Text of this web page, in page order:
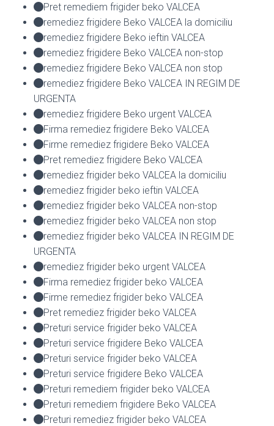
Pret remediem frigider beko VALCEA
remediez frigidere Beko VALCEA la domiciliu
remediez frigidere Beko ieftin VALCEA
remediez frigidere Beko VALCEA non-stop
remediez frigidere Beko VALCEA non stop
remediez frigidere Beko VALCEA IN REGIM DE
URGENTA
remediez frigidere Beko urgent VALCEA
Firma remediez frigidere Beko VALCEA
Firme remediez frigidere Beko VALCEA
Pret remediez frigidere Beko VALCEA
remediez frigider beko VALCEA la domiciliu
remediez frigider beko ieftin VALCEA
remediez frigider beko VALCEA non-stop
remediez frigider beko VALCEA non stop
remediez frigider beko VALCEA IN REGIM DE
URGENTA
remediez frigider beko urgent VALCEA
Firma remediez frigider beko VALCEA
Firme remediez frigider beko VALCEA
Pret remediez frigider beko VALCEA
Preturi service frigider beko VALCEA
Preturi service frigidere Beko VALCEA
Preturi service frigider beko VALCEA
Preturi service frigidere Beko VALCEA
Preturi remediem frigider beko VALCEA
Preturi remediem frigidere Beko VALCEA
Preturi remediez frigider beko VALCEA